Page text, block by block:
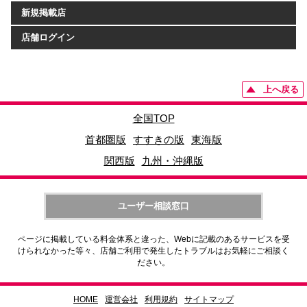
新規掲載店
店舗ログイン
上へ戻る
全国TOP
首都圏版
すすきの版
東海版
関西版
九州・沖縄版
ユーザー相談窓口
ページに掲載している料金体系と違った、Webに記載のあるサービスを受
けられなかった等々、店舗ご利用で発生したトラブルはお気軽にご相談く
ださい。
HOME 運営会社 利用規約 サイトマップ